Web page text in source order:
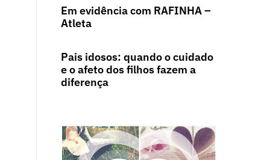
Em evidência com RAFINHA –
Atleta
Pais idosos: quando o cuidado
e o afeto dos filhos fazem a
diferença